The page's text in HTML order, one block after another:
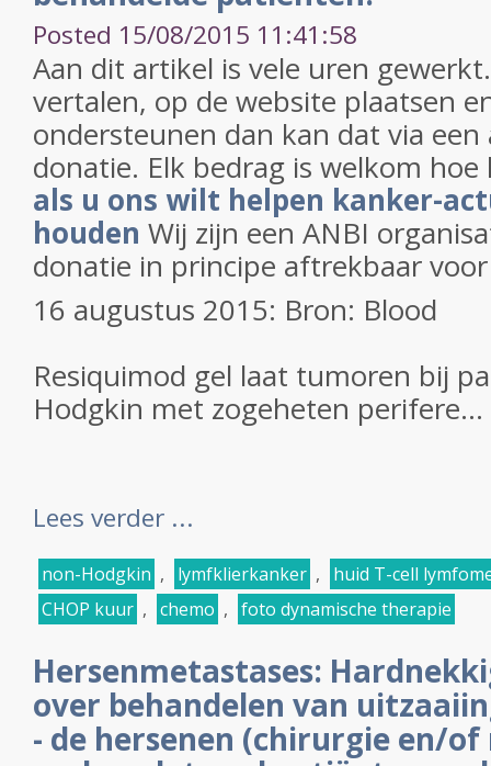
Posted 15/08/2015 11:41:58
Aan dit artikel is vele uren
vertalen, op de website plaatsen
ondersteunen dan kan dat via
donatie. Elk bedrag is welkom
als u ons wilt helpen kanker-
houden Wij zijn een ANBI
donatie in principe aftrekbaar
16 augustus 2015: Bron: Blood
Resiquimod gel laat tumoren bij
Hodgkin met zogeheten perifere...
Lees verder ...
non-Hodgkin , lymfklierkanker ,
huid T-cell
CHOP kuur , chemo , foto dynamische therapie
Hersenmetastases:
over behandelen van
- de hersenen (chirurgie en/